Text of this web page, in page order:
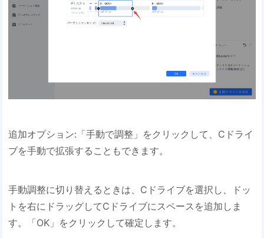
追加オプション:「手動で調整」をクリックして、Cドライ
ブを手動で拡張することもできます。
手動調整に切り替えるときは、Cドライブを選択し、ドッ
トを右にドラッグしてCドライブにスペースを追加しま
す。「OK」をクリックして確定します。